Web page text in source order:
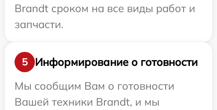
Brandt сроком на все виды работ и
запчасти.
5
Информирование о готовности
Мы сообщим Вам о готовности
Вашей техники Brandt, и мы